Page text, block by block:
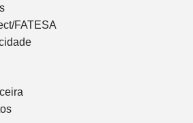
FATESA